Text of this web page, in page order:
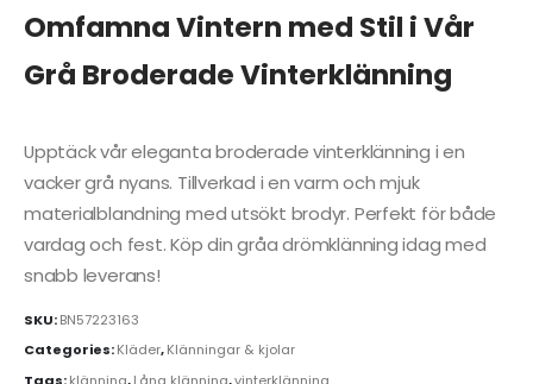
Omfamna Vintern med Stil i Vår
Grå Broderade Vinterklänning
Upptäck vår eleganta broderade vinterklänning i en
vacker grå nyans. Tillverkad i en varm och mjuk
materialblandning med utsökt brodyr. Perfekt för både
vardag och fest. Köp din gråa drömklänning idag med
snabb leverans!
SKU:BN57223163
Categories:Kläder,Klänningar & kjolar